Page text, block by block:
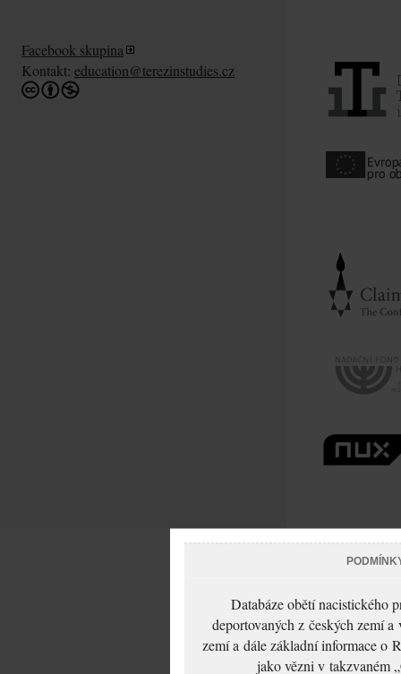
Facebook skupina
Kontakt: education@terezinstudies.cz
Databáze obětí nacistického
deportovaných z českých zemí
zemí a dále základní informace o
jako vězni v takzvaném